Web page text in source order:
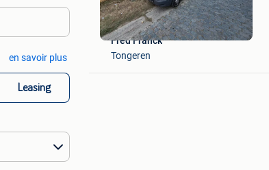
en savoir plus
Leasing
Fred Franck
Tongeren